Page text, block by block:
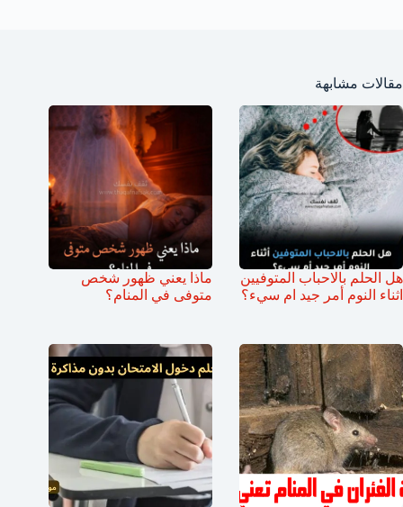
مقالات مشابهة
هل الحلم بالاحباب المتوفيين
اثناء النوم أمر جيد ام سيء؟
ماذا يعني ظهور شخص
متوفى في المنام؟